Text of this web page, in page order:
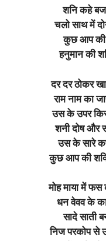
शनि कहे
चलो साथ में
कुछ आप की
हनुमान की
दर दर ठोकर
राम नाम का
उस के उपर
शनी दोष और
उस के सारे
कुछ आप की
मोह माया में फस
धन वेवव के
सादे साती
निज परकोप से